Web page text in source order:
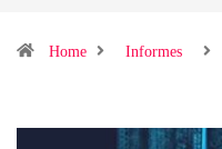
Home Informes